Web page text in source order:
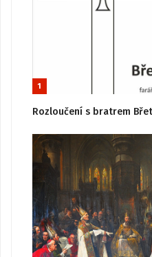
1
Rozloučení s bratrem